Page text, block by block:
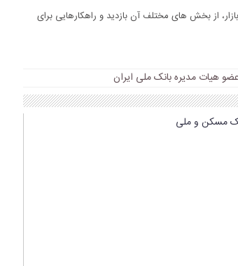
از بخش های مختلف آن بازدید و راهکارهایی برای
هیات مدیره بانک ملی ایران